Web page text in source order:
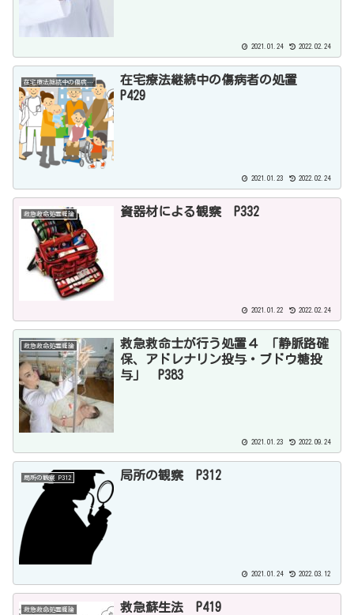
2021.01.24 2022.02.24
在宅療法継続中の傷病者の処置 P429
在宅療法継続中の傷病者の処置
P429
2021.01.23 2022.02.24
救急救命処置概論 資器材による観察 P332
2021.01.22 2022.02.24
救急救命処置概論
救急救命士が行う処置４ 「静脈路確
保、アドレナリン投与・ブドウ糖投
与」 P383
2021.01.23 2022.09.24
局所の観察 P312 局所の観察 P312
2021.01.24 2022.03.12
救急救命処置概論 救急蘇生法 P419